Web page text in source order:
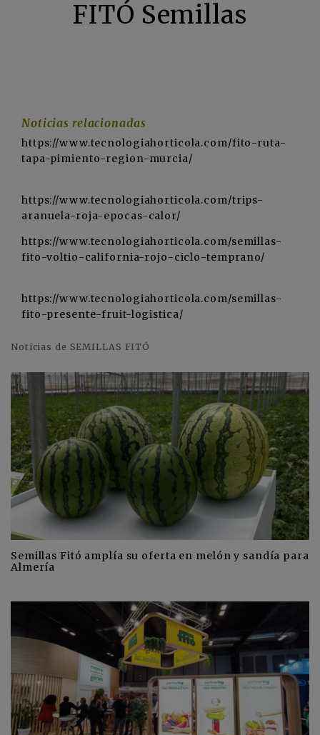
FITÓ Semillas
Noticias relacionadas
https://www.tecnologiahorticola.com/fito-ruta-
tapa-pimiento-region-murcia/
https://www.tecnologiahorticola.com/trips-
aranuela-roja-epocas-calor/
https://www.tecnologiahorticola.com/semillas-
fito-voltio-california-rojo-ciclo-temprano/
https://www.tecnologiahorticola.com/semillas-
fito-presente-fruit-logistica/
Noticias de SEMILLAS FITÓ
Semillas Fitó amplía su oferta en melón y sandía para
Almería